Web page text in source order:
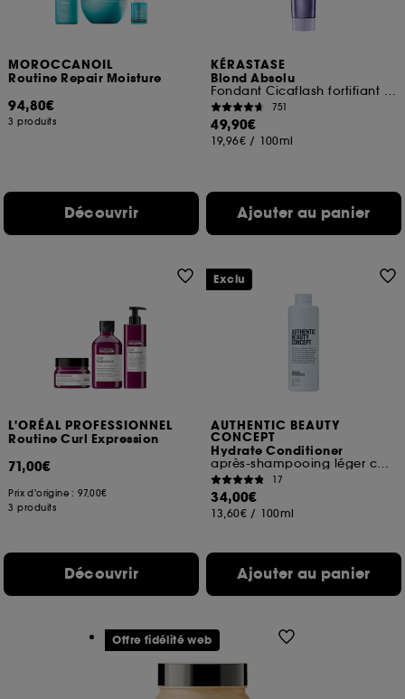
MOROCCANOIL
Routine Repair Moisture
94,80€
3 produits
Découvrir
KÉRASTASE
Blond Absolu
Fondant Cicaflash fortifiant cheveux blonds, décolorés, méchés
751
49,90€
19,96€ / 100ml
Ajouter au panier
L'ORÉAL PROFESSIONNEL
Routine Curl Expression
71,00€
Prix d'origine :97,00€
3 produits
Découvrir
AUTHENTIC BEAUTY
CONCEPT
Hydrate Conditioner
après-shampooing léger cheveux normaux, secs ou bouclés
17
34,00€
13,60€ / 100ml
Ajouter au panier
Exclu
Offre fidélité web